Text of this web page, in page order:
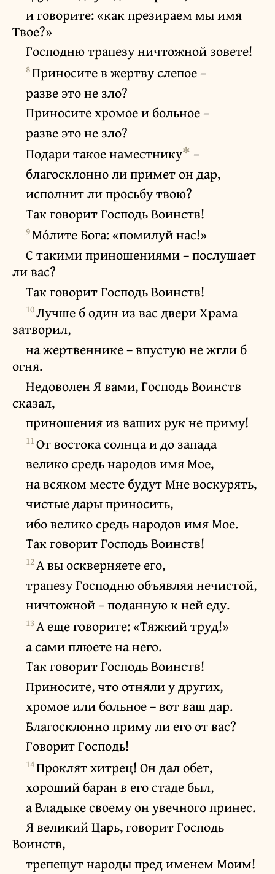
и говорите: «как презираем мы имя
Твое?»
Господню трапезу ничтожной зовете!
8Приносите в жертву слепое –
разве это не зло?
Приносите хромое и больное –
разве это не зло?
Подари такое наместнику✻ –
благосклонно ли примет он дар,
исполнит ли просьбу твою?
Так говорит Господь Воинств!
9Мо́лите Бога: «помилуй нас!»
С такими приношениями – послушает
ли вас?
Так говорит Господь Воинств!
10Лучше б один из вас двери Храма
затворил,
на жертвеннике – впустую не жгли б
огня.
Недоволен Я вами, Господь Воинств
сказал,
приношения из ваших рук не приму!
11От востока солнца и до запада
велико средь народов имя Мое,
на всяком месте будут Мне воскурять,
чистые дары приносить,
ибо велико средь народов имя Мое.
Так говорит Господь Воинств!
12А вы оскверняете его,
трапезу Господню объявляя нечистой,
ничтожной – поданную к ней еду.
13А еще говорите: «Тяжкий труд!»
а сами плюете на него.
Так говорит Господь Воинств!
Приносите, что отняли у других,
хромое или больное – вот ваш дар.
Благосклонно приму ли его от вас?
Говорит Господь!
14Проклят хитрец! Он дал обет,
хороший баран в его стаде был,
а Владыке своему он увечного принес.
Я великий Царь, говорит Господь
Воинств,
трепещут народы пред именем Моим!